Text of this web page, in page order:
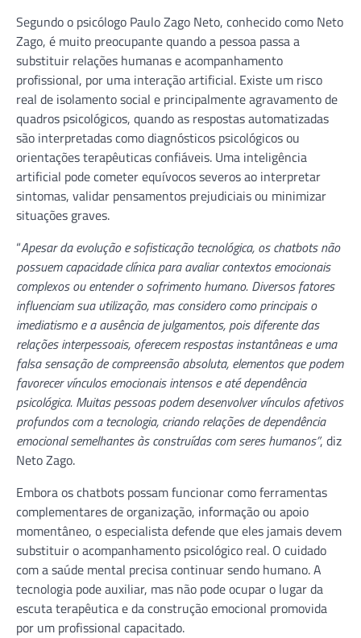
Segundo o psicólogo Paulo Zago Neto, conhecido como Neto
Zago, é muito preocupante quando a pessoa passa a
substituir relações humanas e acompanhamento
profissional, por uma interação artificial. Existe um risco
real de isolamento social e principalmente agravamento de
quadros psicológicos, quando as respostas automatizadas
são interpretadas como diagnósticos psicológicos ou
orientações terapêuticas confiáveis. Uma inteligência
artificial pode cometer equívocos severos ao interpretar
sintomas, validar pensamentos prejudiciais ou minimizar
situações graves.
“Apesar da evolução e sofisticação tecnológica, os chatbots não
possuem capacidade clínica para avaliar contextos emocionais
complexos ou entender o sofrimento humano. Diversos fatores
influenciam sua utilização, mas considero como principais o
imediatismo e a ausência de julgamentos, pois diferente das
relações interpessoais, oferecem respostas instantâneas e uma
falsa sensação de compreensão absoluta, elementos que podem
favorecer vínculos emocionais intensos e até dependência
psicológica. Muitas pessoas podem desenvolver vínculos afetivos
profundos com a tecnologia, criando relações de dependência
emocional semelhantes às construídas com seres humanos”, diz
Neto Zago.
Embora os chatbots possam funcionar como ferramentas
complementares de organização, informação ou apoio
momentâneo, o especialista defende que eles jamais devem
substituir o acompanhamento psicológico real. O cuidado
com a saúde mental precisa continuar sendo humano. A
tecnologia pode auxiliar, mas não pode ocupar o lugar da
escuta terapêutica e da construção emocional promovida
por um profissional capacitado.